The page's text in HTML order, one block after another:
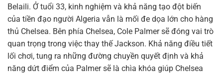
Belaili. Ở tuổi 33, kinh nghiệm và khả năng tạo đột biến
của tiền đạo người Algeria vẫn là mối đe dọa lớn cho hàng
thủ Chelsea. Bên phía Chelsea, Cole Palmer sẽ đóng vai trò
quan trọng trong việc thay thế Jackson. Khả năng điều tiết
lối chơi, tung ra những đường chuyền quyết định và khả
năng dứt điểm của Palmer sẽ là chìa khóa giúp Chelsea